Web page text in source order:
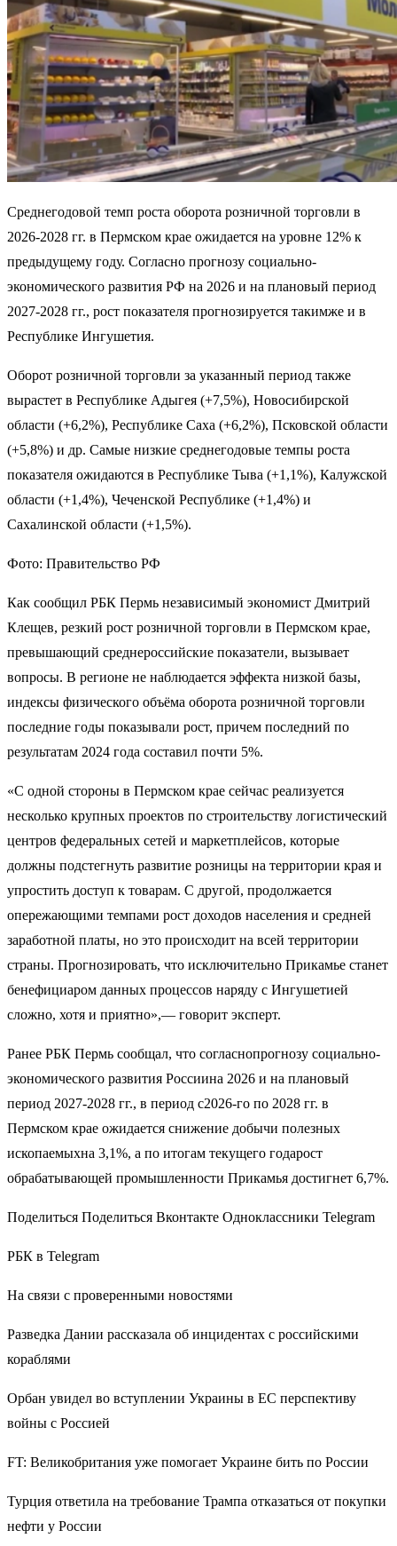
Среднегодовой темп роста оборота розничной торговли в
2026-2028 гг. в Пермском крае ожидается на уровне 12% к
предыдущему году. Согласно прогнозу социально-
экономического развития РФ на 2026 и на плановый период
2027-2028 гг., рост показателя прогнозируется такимже и в
Республике Ингушетия.
Оборот розничной торговли за указанный период также
вырастет в Республике Адыгея (+7,5%), Новосибирской
области (+6,2%), Республике Саха (+6,2%), Псковской области
(+5,8%) и др. Самые низкие среднегодовые темпы роста
показателя ожидаются в Республике Тыва (+1,1%), Калужской
области (+1,4%), Чеченской Республике (+1,4%) и
Сахалинской области (+1,5%).
Фото: Правительство РФ
Как сообщил РБК Пермь независимый экономист Дмитрий
Клещев, резкий рост розничной торговли в Пермском крае,
превышающий среднероссийские показатели, вызывает
вопросы. В регионе не наблюдается эффекта низкой базы,
индексы физического объёма оборота розничной торговли
последние годы показывали рост, причем последний по
результатам 2024 года составил почти 5%.
«С одной стороны в Пермском крае сейчас реализуется
несколько крупных проектов по строительству логистический
центров федеральных сетей и маркетплейсов, которые
должны подстегнуть развитие розницы на территории края и
упростить доступ к товарам. С другой, продолжается
опережающими темпами рост доходов населения и средней
заработной платы, но это происходит на всей территории
страны. Прогнозировать, что исключительно Прикамье станет
бенефициаром данных процессов наряду с Ингушетией
сложно, хотя и приятно»,— говорит эксперт.
Ранее РБК Пермь сообщал, что согласнопрогнозу социально-
экономического развития Россиина 2026 и на плановый
период 2027-2028 гг., в период с2026-го по 2028 гг. в
Пермском крае ожидается снижение добычи полезных
ископаемыхна 3,1%, а по итогам текущего годарост
обрабатывающей промышленности Прикамья достигнет 6,7%.
Поделиться Поделиться Вконтакте Одноклассники Telegram
РБК в Telegram
На связи с проверенными новостями
Разведка Дании рассказала об инцидентах с российскими
кораблями
Орбан увидел во вступлении Украины в ЕС перспективу
войны с Россией
FT: Великобритания уже помогает Украине бить по России
Турция ответила на требование Трампа отказаться от покупки
нефти у России